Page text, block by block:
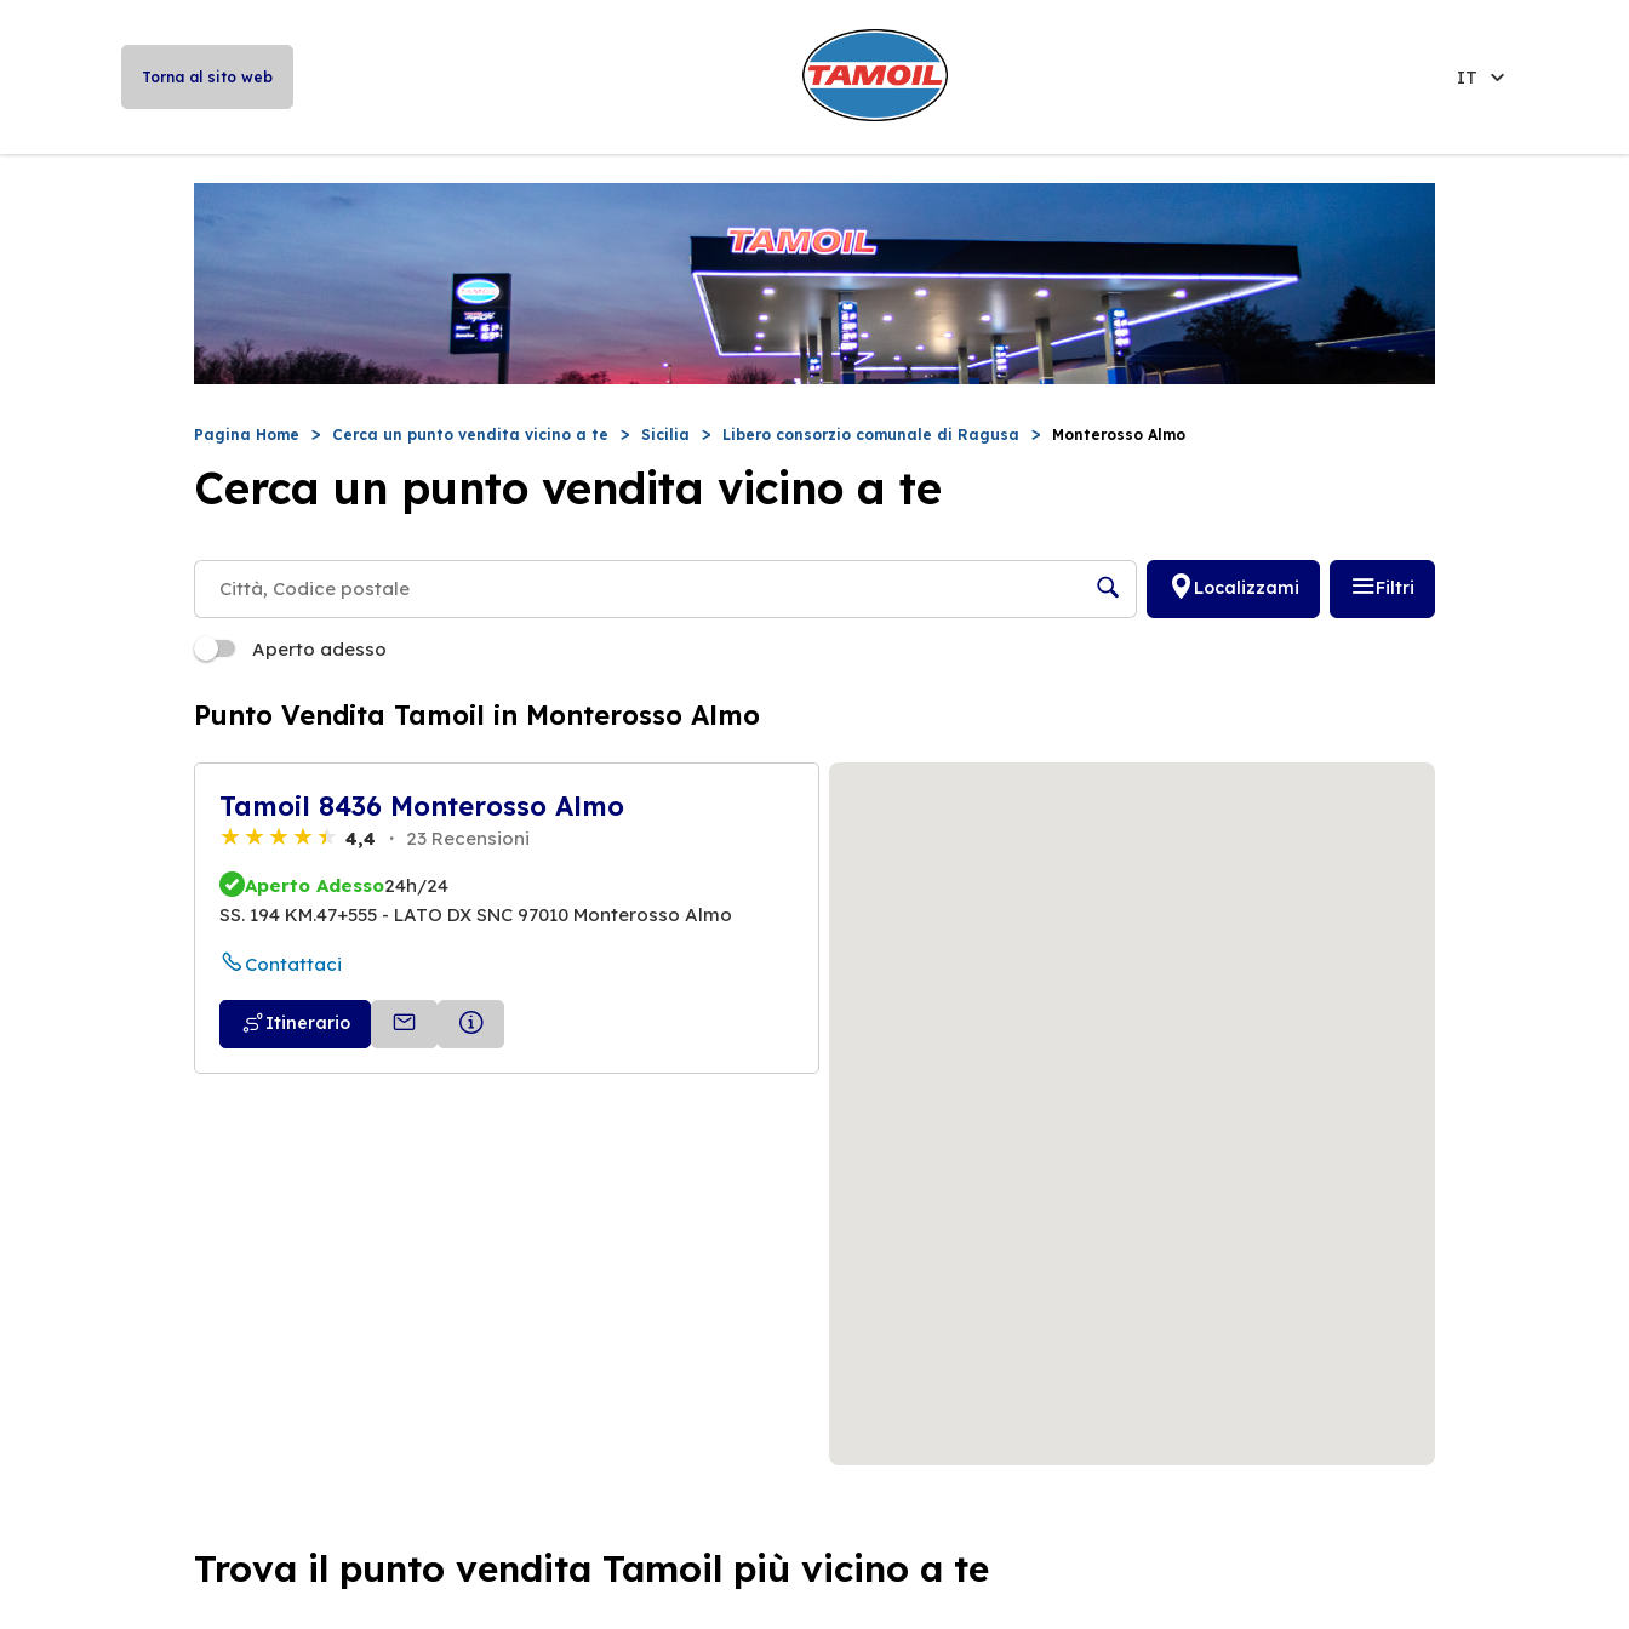
Torna al sito web IT
Pagina Home Cerca un punto vendita vicino a te Sicilia Libero consorzio comunale di Ragusa Monterosso Almo
Cerca un punto vendita vicino a te
Localizzami Filtri
Aperto adesso
Punto Vendita Tamoil in Monterosso Almo
Tamoil 8436 Monterosso Almo
4,4 23 Recensioni
Aperto Adesso24h/24
SS. 194 KM.47+555 - LATO DX SNC 97010 Monterosso Almo
Contattaci
Itinerario
Trova il punto vendita Tamoil più vicino a te